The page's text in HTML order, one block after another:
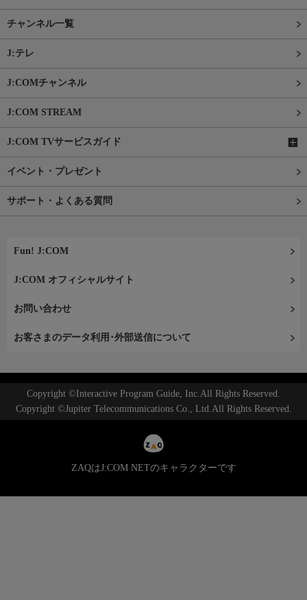
チャンネル一覧
J:テレ
J:COMチャンネル
J:COM STREAM
J:COM TVサービスガイド
イベント・プレゼント
サポート・よくある質問
Fun! J:COM
J:COM オフィシャルサイト
お問い合わせ
お客さまのデータ利用･外部送信について
Copyright ©Interactive Program Guide, Inc.All Rights Reserved.
Copyright ©Jupiter Telecommunications Co., Ltd.All Rights Reserved.
ZAQはJ:COM NETのキャラクターです